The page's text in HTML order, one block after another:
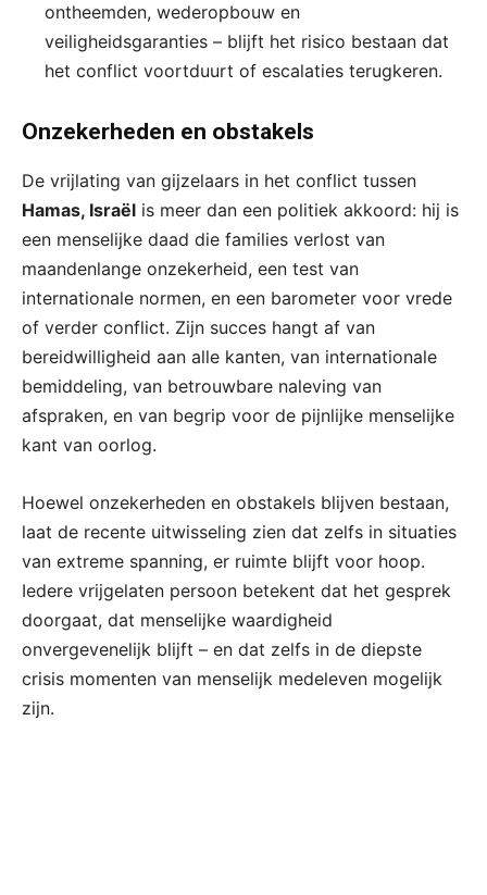
ontheemden, wederopbouw en
veiligheidsgaranties – blijft het risico bestaan dat
het conflict voortduurt of escalaties terugkeren.
Onzekerheden en obstakels
De vrijlating van gijzelaars in het conflict tussen
Hamas, Israël is meer dan een politiek akkoord: hij is
een menselijke daad die families verlost van
maandenlange onzekerheid, een test van
internationale normen, en een barometer voor vrede
of verder conflict. Zijn succes hangt af van
bereidwilligheid aan alle kanten, van internationale
bemiddeling, van betrouwbare naleving van
afspraken, en van begrip voor de pijnlijke menselijke
kant van oorlog.
Hoewel onzekerheden en obstakels blijven bestaan,
laat de recente uitwisseling zien dat zelfs in situaties
van extreme spanning, er ruimte blijft voor hoop.
Iedere vrijgelaten persoon betekent dat het gesprek
doorgaat, dat menselijke waardigheid
onvergevenelijk blijft – en dat zelfs in de diepste
crisis momenten van menselijk medeleven mogelijk
zijn.